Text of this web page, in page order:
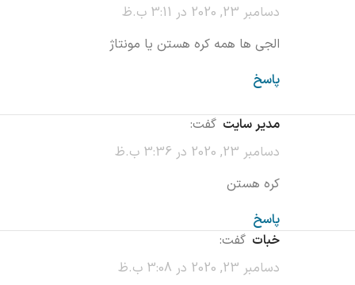
دسامبر 23, 2020 در 3:11 ب.ظ
الجی ها همه کره هستن یا مونتاژ
پاسخ
مدیر سایت گفت:
دسامبر 23, 2020 در 3:36 ب.ظ
کره هستن
پاسخ
خبات گفت:
دسامبر 23, 2020 در 3:08 ب.ظ